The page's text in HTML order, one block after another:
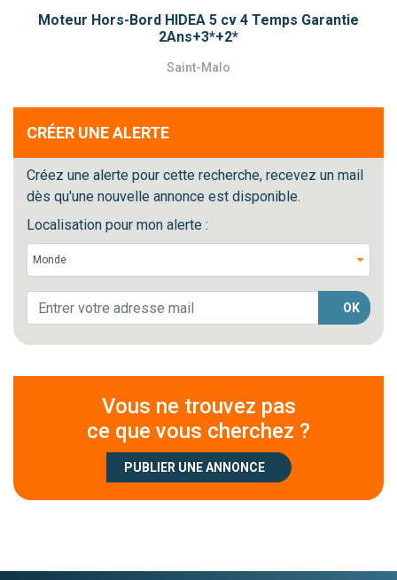
Moteur Hors-Bord HIDEA 5 cv 4 Temps Garantie
2Ans+3*+2*
Saint-Malo
CRÉER UNE ALERTE
Créez une alerte pour cette recherche, recevez un mail
dès qu'une nouvelle annonce est disponible.
Localisation pour mon alerte :
OK
Vous ne trouvez pas
ce que vous cherchez ?
PUBLIER UNE ANNONCE